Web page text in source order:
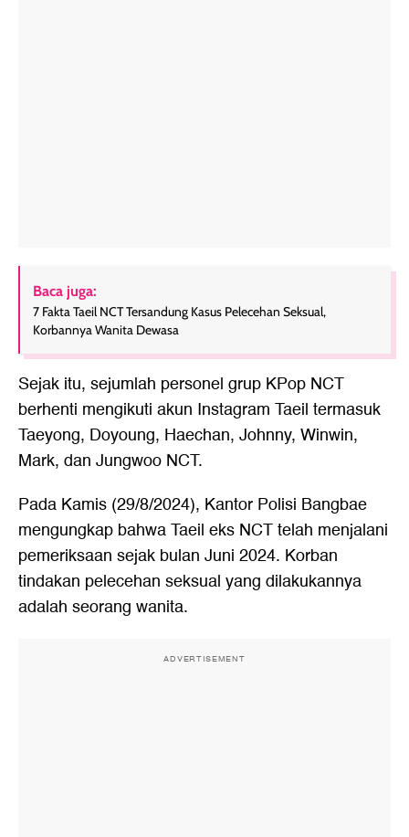
Baca juga:
7 Fakta Taeil NCT Tersandung Kasus Pelecehan Seksual,
Korbannya Wanita Dewasa
Sejak itu, sejumlah personel grup KPop NCT
berhenti mengikuti akun Instagram Taeil termasuk
Taeyong, Doyoung, Haechan, Johnny, Winwin,
Mark, dan Jungwoo NCT.
Pada Kamis (29/8/2024), Kantor Polisi Bangbae
mengungkap bahwa Taeil eks NCT telah menjalani
pemeriksaan sejak bulan Juni 2024. Korban
tindakan pelecehan seksual yang dilakukannya
adalah seorang wanita.
ADVERTISEMENT